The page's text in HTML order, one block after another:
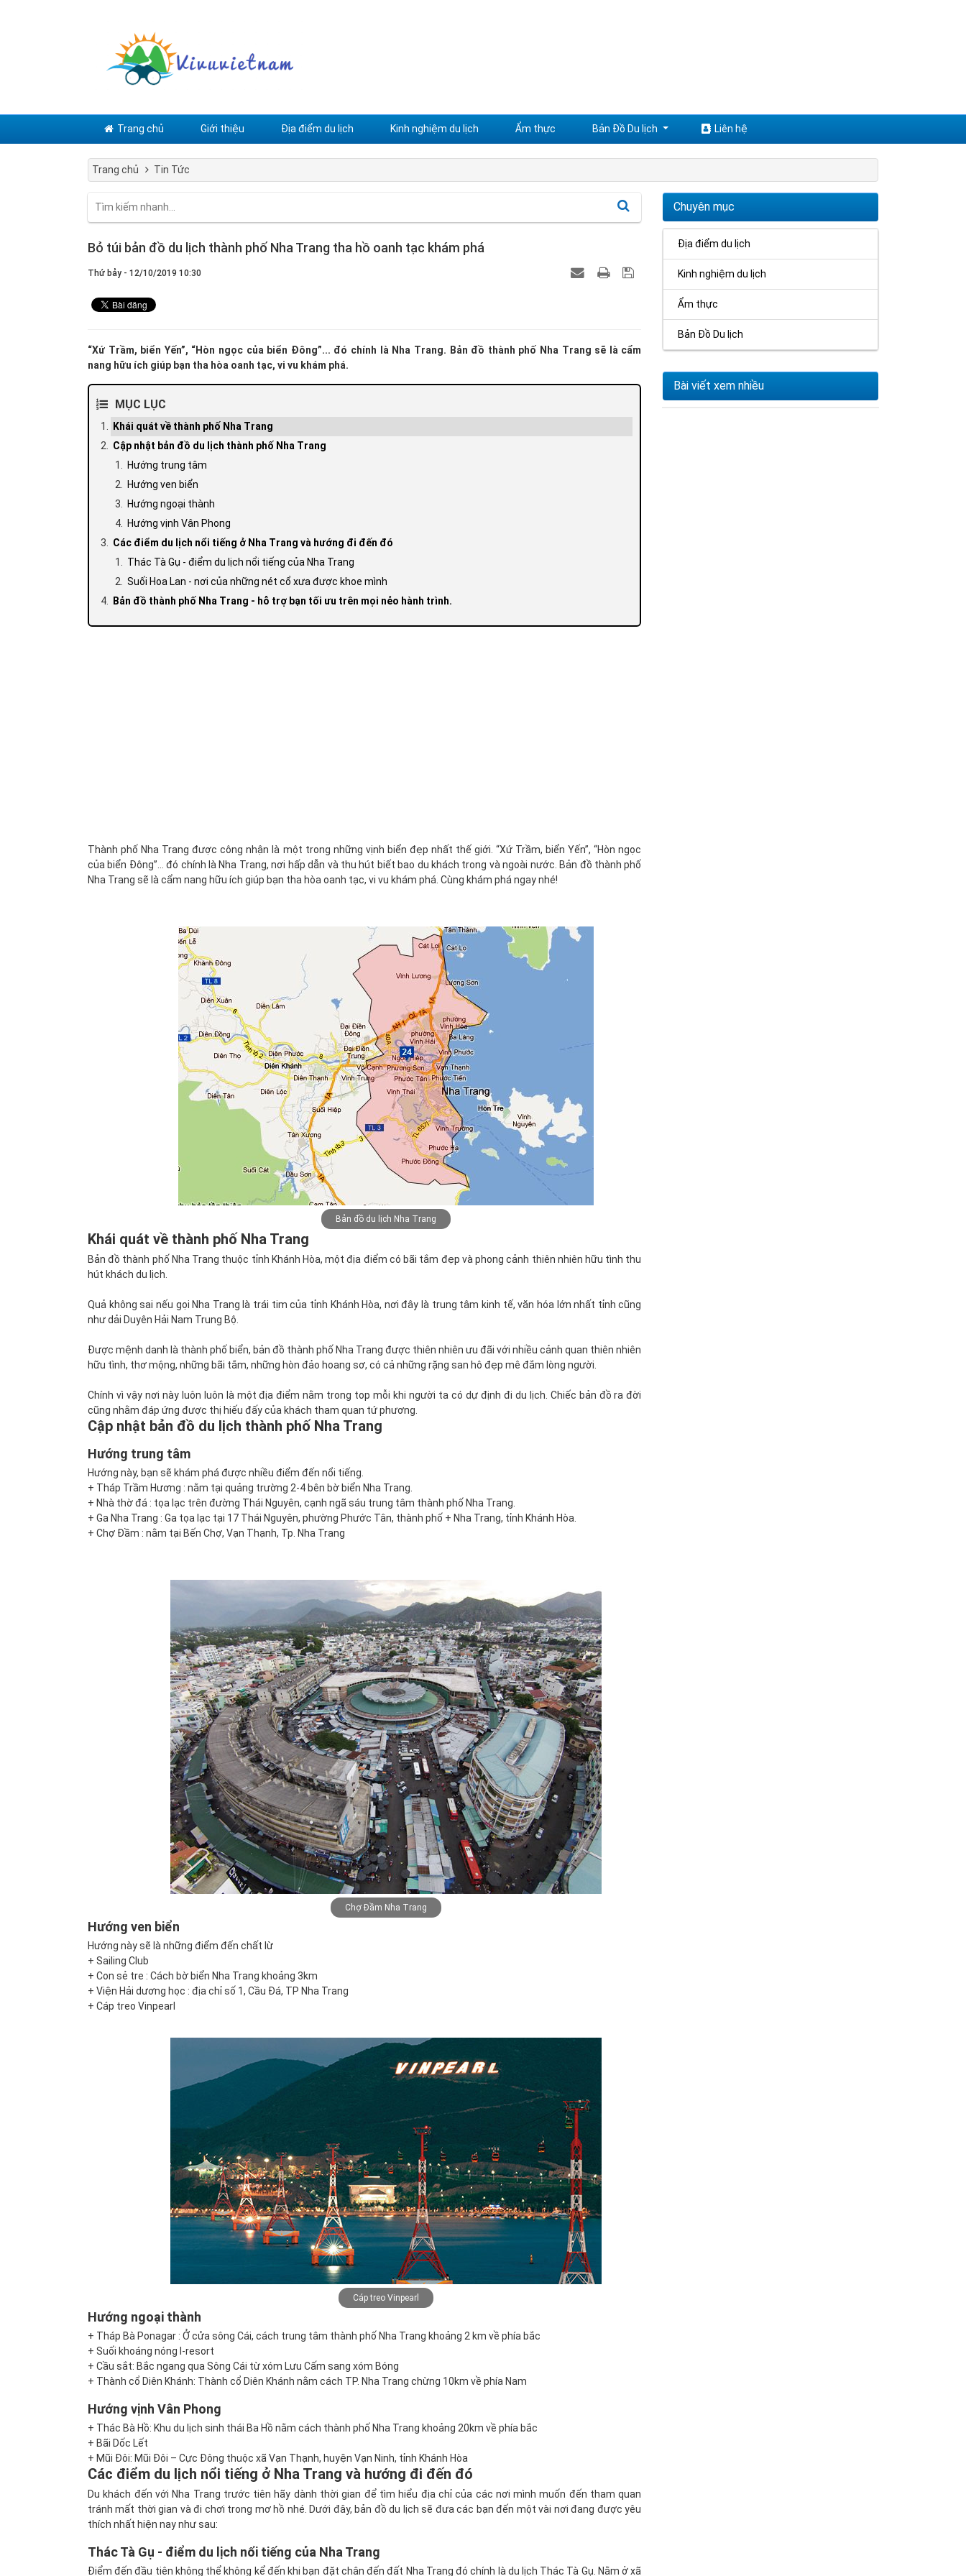
Trang chủ Giới thiệu Địa điểm du lịch Kinh nghiệm du lịch Ẩm thực Bản Đồ Du lịch Liên hệ
Trang chủ Tin Tức
Bỏ túi bản đồ du lịch thành phố Nha Trang tha hồ oanh tạc khám phá
Thứ bảy - 12/10/2019 10:30
“Xứ Trầm, biển Yến”, “Hòn ngọc của biển Đông”... đó chính là Nha Trang. Bản đồ thành phố Nha Trang sẽ là cẩm
nang hữu ích giúp bạn tha hòa oanh tạc, vi vu khám phá.
MỤC LỤC
Khái quát về thành phố Nha Trang
Cập nhật bản đồ du lịch thành phố Nha Trang
Hướng trung tâm
Hướng ven biển
Hướng ngoại thành
Hướng vịnh Vân Phong
Các điểm du lịch nổi tiếng ở Nha Trang và hướng đi đến đó
Thác Tà Gụ - điểm du lịch nổi tiếng của Nha Trang
Suối Hoa Lan - nơi của những nét cổ xưa được khoe mình
Bản đồ thành phố Nha Trang - hỗ trợ bạn tối ưu trên mọi nẻo hành trình.
Thành phố Nha Trang được công nhận là một trong những vịnh biển đẹp nhất thế giới. “Xứ Trầm, biển Yến”, “Hòn ngọc
của biển Đông”... đó chính là Nha Trang, nơi hấp dẫn và thu hút biết bao du khách trong và ngoài nước. Bản đồ thành phố
Nha Trang sẽ là cẩm nang hữu ích giúp bạn tha hòa oanh tạc, vi vu khám phá. Cùng khám phá ngay nhé!
Bản đồ du lịch Nha Trang
Khái quát về thành phố Nha Trang
Bản đồ thành phố Nha Trang thuộc tỉnh Khánh Hòa, một địa điểm có bãi tắm đẹp và phong cảnh thiên nhiên hữu tình thu
hút khách du lịch.
Quả không sai nếu gọi Nha Trang là trái tim của tỉnh Khánh Hòa, nơi đây là trung tâm kinh tế, văn hóa lớn nhất tỉnh cũng
như dải Duyên Hải Nam Trung Bộ.
Được mệnh danh là thành phố biển, bản đồ thành phố Nha Trang được thiên nhiên ưu đãi với nhiều cảnh quan thiên nhiên
hữu tình, thơ mộng, những bãi tắm, những hòn đảo hoang sơ, có cả những rặng san hô đẹp mê đắm lòng người.
Chính vì vậy nơi này luôn luôn là một địa điểm nằm trong top mỗi khi người ta có dự định đi du lịch. Chiếc bản đồ ra đời
cũng nhằm đáp ứng được thị hiếu đấy của khách tham quan tứ phương.
Cập nhật bản đồ du lịch thành phố Nha Trang
Hướng trung tâm
Hướng này, bạn sẽ khám phá được nhiều điểm đến nổi tiếng.
+ Tháp Trầm Hương : nằm tại quảng trường 2-4 bên bờ biển Nha Trang.
+ Nhà thờ đá : tọa lạc trên đường Thái Nguyên, cạnh ngã sáu trung tâm thành phố Nha Trang.
+ Ga Nha Trang : Ga tọa lạc tại 17 Thái Nguyên, phường Phước Tân, thành phố + Nha Trang, tỉnh Khánh Hòa.
+ Chợ Đầm : nằm tại Bến Chợ, Vạn Thạnh, Tp. Nha Trang
Chợ Đầm Nha Trang
Hướng ven biển
Hướng này sẽ là những điểm đến chất lừ
+ Sailing Club
+ Con sẻ tre : Cách bờ biển Nha Trang khoảng 3km
+ Viện Hải dương học : địa chỉ số 1, Cầu Đá, TP Nha Trang
+ Cáp treo Vinpearl
Cáp treo Vinpearl
Hướng ngoại thành
+ Tháp Bà Ponagar : Ở cửa sông Cái, cách trung tâm thành phố Nha Trang khoảng 2 km về phía bắc
+ Suối khoáng nóng I-resort
+ Cầu sắt: Bắc ngang qua Sông Cái từ xóm Lưu Cấm sang xóm Bóng
+ Thành cổ Diên Khánh: Thành cổ Diên Khánh nằm cách TP. Nha Trang chừng 10km về phía Nam
Hướng vịnh Vân Phong
+ Thác Bà Hồ: Khu du lịch sinh thái Ba Hồ nằm cách thành phố Nha Trang khoảng 20km về phía bắc
+ Bãi Dốc Lết
+ Mũi Đôi: Mũi Đôi – Cực Đông thuộc xã Vạn Thạnh, huyện Vạn Ninh, tỉnh Khánh Hòa
Các điểm du lịch nổi tiếng ở Nha Trang và hướng đi đến đó
Du khách đến với Nha Trang trước tiên hãy dành thời gian để tìm hiểu địa chỉ của các nơi mình muốn đến tham quan
tránh mất thời gian và đi chơi trong mơ hồ nhé. Dưới đây, bản đồ du lịch sẽ đưa các bạn đến một vài nơi đang được yêu
thích nhất hiện nay như sau:
Thác Tà Gụ - điểm du lịch nổi tiếng của Nha Trang
Điểm đến đầu tiên không thể không kể đến khi bạn đặt chân đến đất Nha Trang đó chính là du lịch Thác Tà Gụ. Nằm ở xã
Chuyên mục
Địa điểm du lịch
Kinh nghiệm du lịch
Ẩm thực
Bản Đồ Du lịch
Bài viết xem nhiều